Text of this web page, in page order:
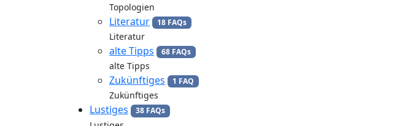
Topologien
Literatur 18 FAQs
Literatur
alte Tipps 68 FAQs
alte Tipps
Zukünftiges 1 FAQ
Zukünftiges
Lustiges 38 FAQs